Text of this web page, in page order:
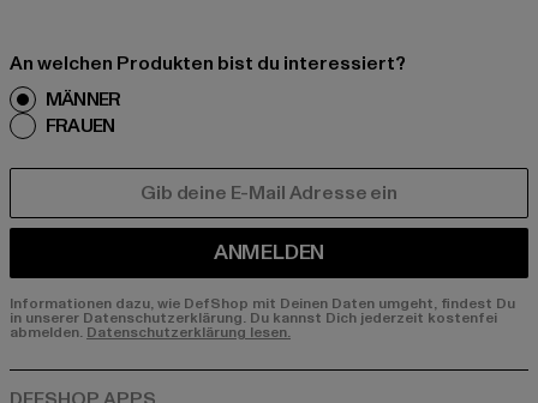
An welchen Produkten bist du interessiert?
MÄNNER
FRAUEN
ANMELDEN
Informationen dazu, wie DefShop mit Deinen Daten umgeht, findest Du
in unserer Datenschutzerklärung. Du kannst Dich jederzeit kostenfei
abmelden. Datenschutzerklärung lesen.